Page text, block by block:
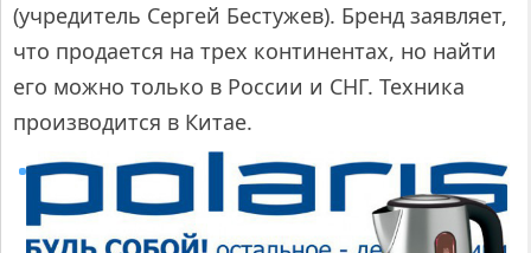
(учредитель Сергей Бестужев). Бренд заявляет,
что продается на трех континентах, но найти
его можно только в России и СНГ. Техника
производится в Китае.